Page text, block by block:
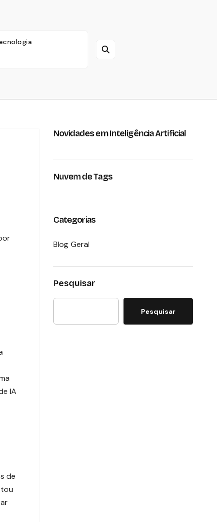
IA
de
Novidades em Inteligência Artificial
Nuvem de Tags
Categorias
Blog Geral
Pesquisar
Pesquisar